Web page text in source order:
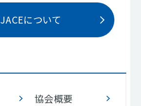
JACEについて
協会概要